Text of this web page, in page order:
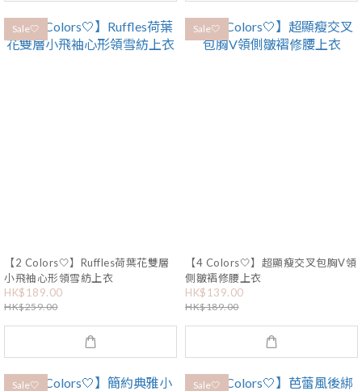
Sale🤍
【2 Colors🤍】Ruffles荷葉花雙層
小飛袖心形領雪紡上衣
HK$189.00
HK$259.00
Sale🤍
【4 Colors🤍】超顯瘦交叉包胸V領
側皺褶修腰上衣
HK$139.00
HK$189.00
Sale🤍 Sale🤍